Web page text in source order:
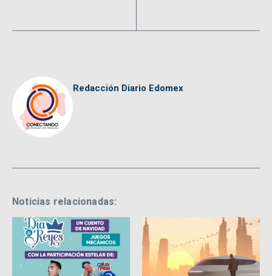
Redacción Diario Edomex
Noticias relacionadas: